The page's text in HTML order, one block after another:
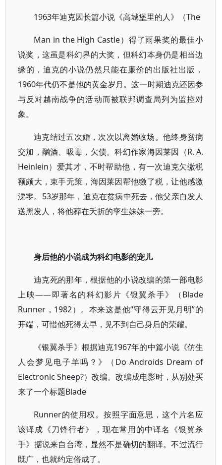
1963年迪克因长篇小说《高城堡里的人》（The
Man in the High Castle）得了雨果奖的最佳小
说奖，这虽是科幻界的大奖，但科幻本身仍是相当边
缘的，迪克的小说仍然只能在廉价的出版社出版，
1960年代仍不是他的黄金岁月。这一时期迪克还因参
与反对越南战争的活动而被联邦调查局列为监控对
象。
迪克结过五次婚，次次以离婚收场。他终身贫病
交加，酗酒、吸毒，欠债。科幻作家海因莱因（R. A.
Heinlein）爱其才，不时帮助他，有一次迪克欠缴税
额颇大，束手无策，海因莱因帮他缴了税，让他感激
涕零。53岁那年，迪克在贫病中死去，他父亲白发人
送黑发人，将他葬在夭折的孪生妹妹一旁。
身后他的小说成为科幻电影的宠儿
迪克死的那年，根据他的小说改编的第一部电影
上映——即著名的科幻影片《银翼杀手》（Blade
Runner，1982）。本来这是他“守得云开见月明”的
开端，可惜他死得太早，见不到自己身后的荣耀。
《银翼杀手》根据迪克1967年的中篇小说《仿生
人会梦见电子羊吗？》（Do Androids Dream of
Electronic Sheep?）改编。改编成电影时，从别处买
来了一个标题Blade
Runner的使用权。按照字面意思，这个片名应
该译成《刀锋行者》，现在常用的中译名《银翼杀
手》据说来自台湾，显然不是确切的翻译。不过流行
既广，也就约定俗成了。